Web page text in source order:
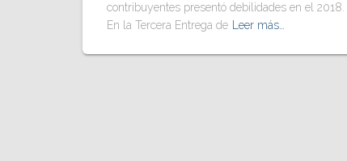
contribuyentes presentó debilidades en el 2018.
En la Tercera Entrega de
Leer más…